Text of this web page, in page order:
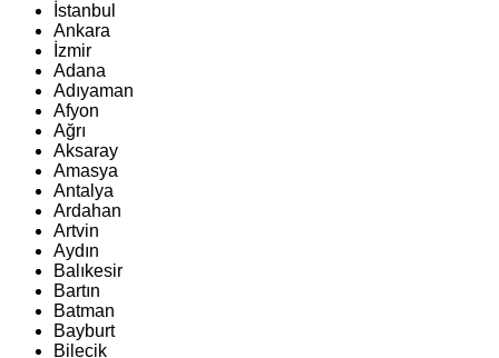
İstanbul
Ankara
İzmir
Adana
Adıyaman
Afyon
Ağrı
Aksaray
Amasya
Antalya
Ardahan
Artvin
Aydın
Balıkesir
Bartın
Batman
Bayburt
Bilecik